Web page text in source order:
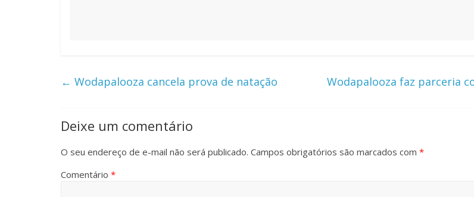
← Wodapalooza cancela prova de natação Wodapalooza faz parceria
Deixe um comentário
O seu endereço de e-mail não será publicado. Campos obrigatórios são marcados com *
Comentário *